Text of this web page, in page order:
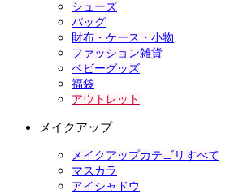
シューズ
バッグ
財布・ケース・小物
ファッション雑貨
ベビーグッズ
福袋
アウトレット
メイクアップ
メイクアップカテゴリすべて
マスカラ
アイシャドウ